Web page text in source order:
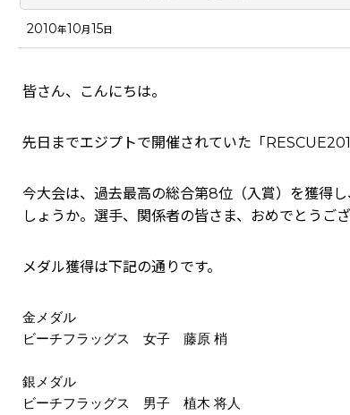
2010年10月15日
皆さん、こんにちは。
先日までエジプトで開催されていた「
今大会は、過去最高の総合第8位（入賞）を獲得
しょうか。選手、関係者の皆さま、おめでとうござ
メダル獲得は下記の通りです。
金メダル
ビーチフラッグス 女子 藤原 梢
銀メダル
ビーチフラッグス 男子 植木 将人